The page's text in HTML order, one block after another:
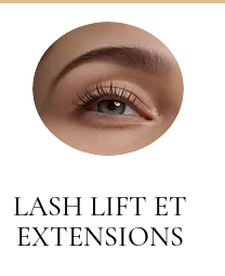
LASH LIFT ET
EXTENSIONS